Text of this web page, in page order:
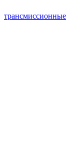
трансмиссионные